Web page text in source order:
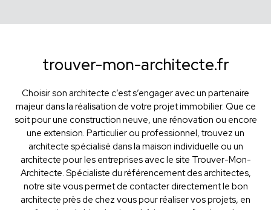
trouver-mon-architecte.fr
Choisir son architecte c’est s’engager avec un partenaire
majeur dans la réalisation de votre projet immobilier. Que ce
soit pour une construction neuve, une rénovation ou encore
une extension. Particulier ou professionnel, trouvez un
architecte spécialisé dans la maison individuelle ou un
architecte pour les entreprises avec le site Trouver-Mon-
Architecte. Spécialiste du référencement des architectes,
notre site vous permet de contacter directement le bon
architecte près de chez vous pour réaliser vos projets, en